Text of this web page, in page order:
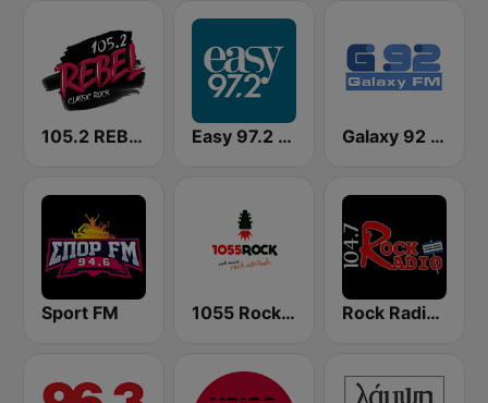
105.2 REBEL Easy 97.2 FM Galaxy 92 FM
Sport FM 1055 Rock 105.5 FM Rock Radio 104.7 FM